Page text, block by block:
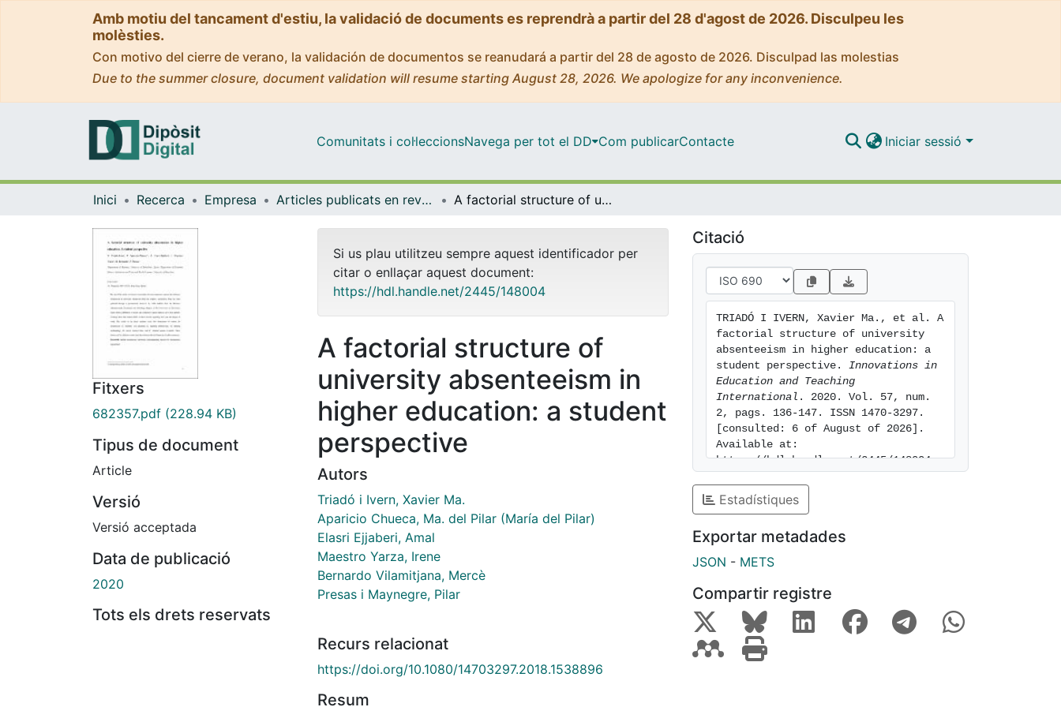
Amb motiu del tancament d'estiu, la validació de documents es reprendrà a partir del 28 d'agost de 2026. Disculpeu les
molèsties.
Con motivo del cierre de verano, la validación de documentos se reanudará a partir del 28 de agosto de 2026. Disculpad las molestias
Due to the summer closure, document validation will resume starting August 28, 2026. We apologize for any inconvenience.
Comunitats i col·leccionsNavega per tot el DD Com publicarContacte Iniciar sessió
Inici Recerca Empresa Articles publicats en revistes (Empresa) A factorial structure of university absenteeism in higher education: a student perspective
Fitxers
682357.pdf (228.94 KB)
Tipus de document
Article
Versió
Versió acceptada
Data de publicació
2020
Tots els drets reservats
Si us plau utilitzeu sempre aquest identificador per
citar o enllaçar aquest document:
https://hdl.handle.net/2445/148004
A factorial structure of
university absenteeism in
higher education: a student
perspective
Autors
Triadó i Ivern, Xavier Ma.
Aparicio Chueca, Ma. del Pilar (María del Pilar)
Elasri Ejjaberi, Amal
Maestro Yarza, Irene
Bernardo Vilamitjana, Mercè
Presas i Maynegre, Pilar
Recurs relacionat
https://doi.org/10.1080/14703297.2018.1538896
Resum
Citació
TRIADÓ I IVERN, Xavier Ma., et al. A
factorial structure of university
absenteeism in higher education: a
student perspective. Innovations in
Education and Teaching
International . 2020. Vol. 57, num.
2, pags. 136-147. ISSN 1470-3297.
[consulted: 6 of August of 2026].
Available at:
https://hdl.handle.net/2445/148004
Estadístiques
Exportar metadades
JSON - METS
Compartir registre